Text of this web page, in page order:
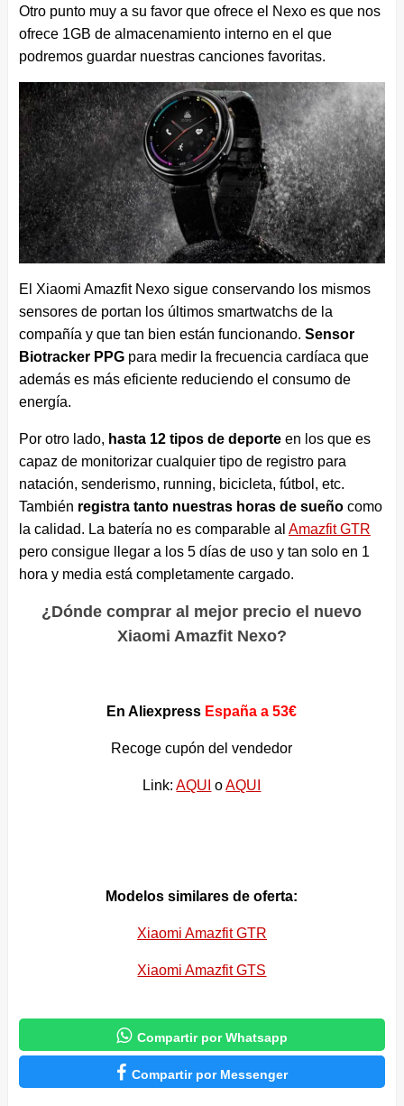
Otro punto muy a su favor que ofrece el Nexo es que nos
ofrece 1GB de almacenamiento interno en el que
podremos guardar nuestras canciones favoritas.
El Xiaomi Amazfit Nexo sigue conservando los mismos
sensores de portan los últimos smartwatchs de la
compañía y que tan bien están funcionando. Sensor
Biotracker PPGpara medir la frecuencia cardíaca que
además es más eficiente reduciendo el consumo de
energía.
Por otro lado, hasta 12 tipos de deporteen los que es
capaz de monitorizar cualquier tipo de registro para
natación, senderismo, running, bicicleta, fútbol, etc.
También registra tanto nuestras horas de sueñocomo
la calidad. La batería no es comparable al Amazfit GTR
pero consigue llegar a los 5 días de uso y tan solo en 1
hora y media está completamente cargado.
¿Dónde comprar al mejor precio el nuevo
Xiaomi Amazfit Nexo?
En Aliexpress España a 53€
Recoge cupón del vendedor
Link:AQUI oAQUI
Modelos similares de oferta:
Xiaomi Amazfit GTR
Xiaomi Amazfit GTS
 Compartir por Whatsapp
 Compartir por Messenger